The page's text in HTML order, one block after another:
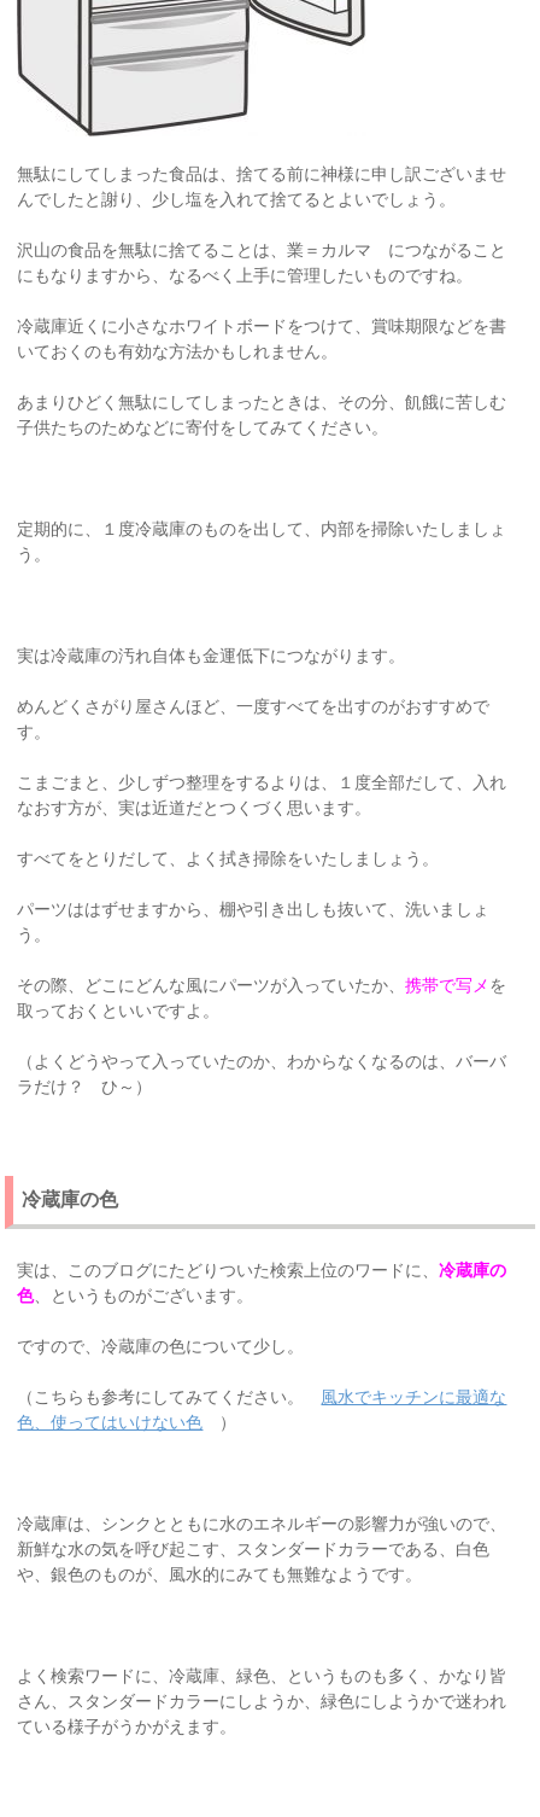
無駄にしてしまった食品は、捨てる前に神様に申し訳ございませ
んでしたと謝り、少し塩を入れて捨てるとよいでしょう。
沢山の食品を無駄に捨てることは、業＝カルマ につながること
にもなりますから、なるべく上手に管理したいものですね。
冷蔵庫近くに小さなホワイトボードをつけて、賞味期限などを書
いておくのも有効な方法かもしれません。
あまりひどく無駄にしてしまったときは、その分、飢餓に苦しむ
子供たちのためなどに寄付をしてみてください。
定期的に、１度冷蔵庫のものを出して、内部を掃除いたしましょ
う。
実は冷蔵庫の汚れ自体も金運低下につながります。
めんどくさがり屋さんほど、一度すべてを出すのがおすすめで
す。
こまごまと、少しずつ整理をするよりは、１度全部だして、入れ
なおす方が、実は近道だとつくづく思います。
すべてをとりだして、よく拭き掃除をいたしましょう。
パーツははずせますから、棚や引き出しも抜いて、洗いましょ
う。
その際、どこにどんな風にパーツが入っていたか、携帯で写メを
取っておくといいですよ。
（よくどうやって入っていたのか、わからなくなるのは、バーバ
ラだけ？ ひ～）
冷蔵庫の色
実は、このブログにたどりついた検索上位のワードに、冷蔵庫の
色、というものがございます。
ですので、冷蔵庫の色について少し。
（こちらも参考にしてみてください。 風水でキッチンに最適な
色、使ってはいけない色 ）
冷蔵庫は、シンクとともに水のエネルギーの影響力が強いので、
新鮮な水の気を呼び起こす、スタンダードカラーである、白色
や、銀色のものが、風水的にみても無難なようです。
よく検索ワードに、冷蔵庫、緑色、というものも多く、かなり皆
さん、スタンダードカラーにしようか、緑色にしようかで迷われ
ている様子がうかがえます。